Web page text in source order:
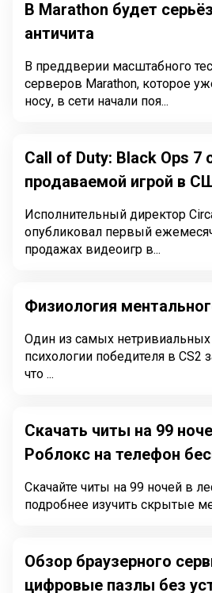
В Marathon будет
античита
В преддверии масштабного
серверов Marathon, которое
носу, в сети начали поя...
Call of Duty: Black Ops 7
продаваемой игрой в
Исполнительный директор
опубликовал первый
продажах видеоигр в...
Физиология
Один из самых
психологии победителя в CS2
что ...
Скачать читы на 99
Роблокс на телефон
Скачайте читы на 99 ночей в
подробнее изучить скрытые
Обзор браузерного
цифровые пазлы без